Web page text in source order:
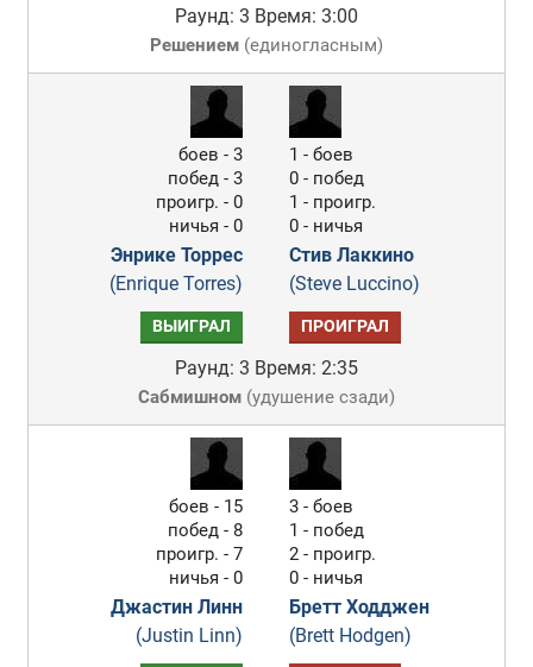
Раунд: 3 Время: 3:00
Решением(единогласным)
боев - 3
побед - 3
проигр. - 0
ничья - 0
Энрике Торрес
(Enrique Torres)
1 - боев
0 - побед
1 - проигр.
0 - ничья
Стив Лаккино
(Steve Luccino)
ВЫИГРАЛ ПРОИГРАЛ
Раунд: 3 Время: 2:35
Сабмишном(удушение сзади)
боев - 15
побед - 8
проигр. - 7
ничья - 0
Джастин Линн
(Justin Linn)
3 - боев
1 - побед
2 - проигр.
0 - ничья
Бретт Ходджен
(Brett Hodgen)